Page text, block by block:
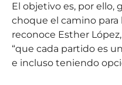
El objetivo es, por ello,
choque el camino para
reconoce Esther
“que cada partido es
e incluso teniendo